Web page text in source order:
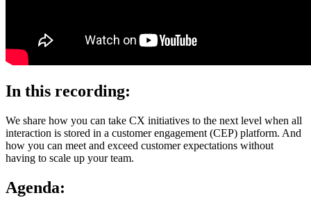
In this recording:
We share how you can take CX initiatives to the next level when all
interaction is stored in a customer engagement (CEP) platform. And
how you can meet and exceed customer expectations without
having to scale up your team.
Agenda: